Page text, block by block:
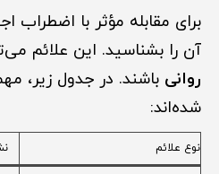
برای مقابله مؤثر با اضطراب
آن را بشناسید. این علائم
روانی باشند. در جدول زیر،
شده‌اند:
نوع علائم